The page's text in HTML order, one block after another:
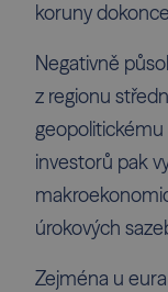
koruny
Negativně
z regionu
geopolitickému
investorů pak
úrokových
Zejména u